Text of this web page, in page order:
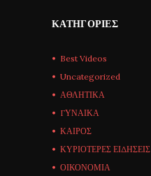
ΚΑΤΗΓΟΡΊΕΣ
Best Videos
Uncategorized
ΑΘΛΗΤΙΚΑ
ΓΥΝΑΙΚΑ
ΚΑΙΡΟΣ
ΚΥΡΙΟΤΕΡΕΣ ΕΙΔΗΣΕΙΣ
ΟΙΚΟΝΟΜΙΑ